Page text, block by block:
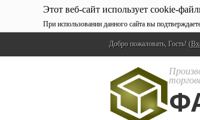
Этот веб-сайт использует cookie-
При использовании данного сайта вы
Добро пожаловать, Гость! (